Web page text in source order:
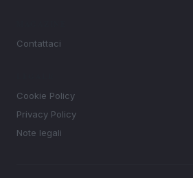
Contattaci
Cookie Policy
Privacy Policy
Note legali